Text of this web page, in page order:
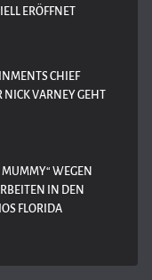
ERÖFFNET
CHIEF
NICK VARNEY GEHT
MUMMY“ WEGEN
IN DEN
FLORIDA